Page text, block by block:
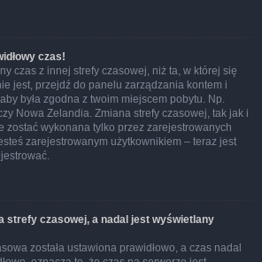
czas!
czas z innej strefy czasowej, niż ta, w której się
jest, przejdź do panelu zarządzania kontem i
była zgodna z twoim miejscem pobytu. Np.
Nowa Zelandia. Zmiana strefy czasowej, tak jak i
zostać wykonana tylko przez zarejestrowanych
zarejestrowanym użytkownikiem – teraz jest
strefy czasowej, a nadal jest wyświetlany
została ustawiona prawidłowo, a czas nadal